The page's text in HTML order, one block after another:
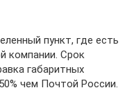
пункт, где есть
компании. Срок
габаритных
чем Почтой России.